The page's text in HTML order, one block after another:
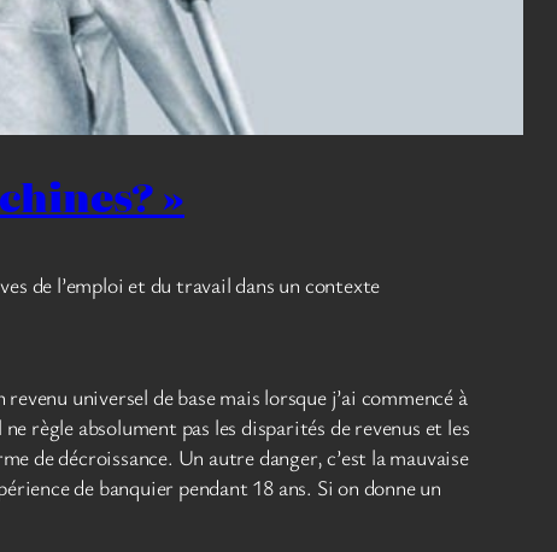
»
de l’emploi et du travail dans un contexte
universel de base mais lorsque j’ai commencé à
règle absolument pas les disparités de revenus et les
de décroissance. Un autre danger, c’est la mauvaise
de banquier pendant 18 ans. Si on donne un